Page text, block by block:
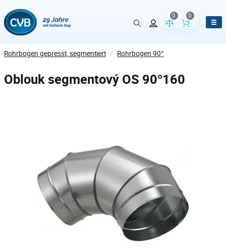
Vergleich der
0
Inhalt des
0
Rohrbogen gepresst, segmentiert / Rohrbogen 90°
Oblouk segmentový OS 90°160